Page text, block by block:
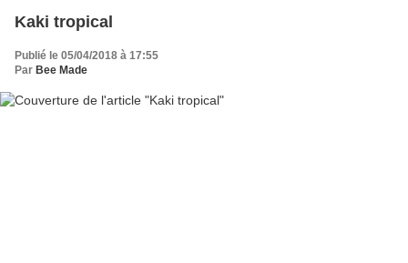
Kaki tropical
Publié le 05/04/2018 à 17:55
Par Bee Made